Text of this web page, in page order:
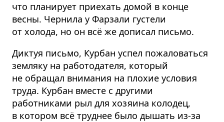
что планирует приехать домой в конце
весны. Чернила у Фарзали густели
от холода, но он всё же дописал письмо.
Диктуя письмо, Курбан успел пожаловаться
земляку на работодателя, который
не обращал внимания на плохие условия
труда. Курбан вместе с другими
работниками рыл для хозяина колодец,
в котором всё труднее было дышать из-за